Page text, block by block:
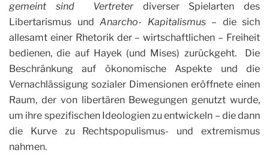
gemeint sind Vertreter diverser Spielarten des
Libertarismus und Anarcho- Kapitalismus– die sich
allesamt einer Rhetorik der – wirtschaftlichen – Freiheit
bedienen, die auf Hayek (und Mises) zurückgeht. Die
Beschränkung auf ökonomische Aspekte und die
Vernachlässigung sozialer Dimensionen eröffnete einen
Raum, der von libertären Bewegungen genutzt wurde,
um ihre spezifischen Ideologien zu entwickeln – die dann
die Kurve zu Rechtspopulismus- und extremismus
nahmen.